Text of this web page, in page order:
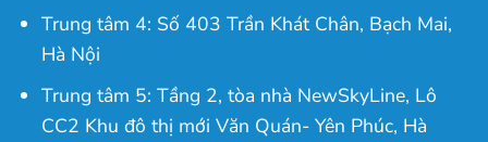
Trung tâm 4: Số 403 Trần Khát Chân, Bạch Mai,
Hà Nội
Trung tâm 5: Tầng 2, tòa nhà NewSkyLine, Lô
CC2 Khu đô thị mới Văn Quán- Yên Phúc, Hà